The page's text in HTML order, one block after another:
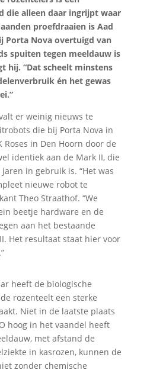
alleen daar ingrijpt waar
proefdraaien is Aad
Porta Nova overtuigd van
spuiten tegen meeldauw is
hij. “Dat scheelt minstens
én het gewas
er weinig nieuws te
die bij Porta Nova in
Roses in Den Hoorn door de
identiek aan de Mark II, die
in gebruik is. “Het was
nieuwe robot te
Theo Straathof. “We
beetje hardware en de
aan het bestaande
Het resultaat staat hier voor
heeft de biologische
rozenteelt een sterke
Niet in de laatste plaats
hoog in het vaandel heeft
met afstand de
in kasrozen, kunnen de
zonder chemische